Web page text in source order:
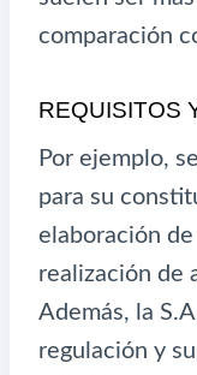
comparación
REQUISITOS
Por ejemplo,
para su
elaboración
realización de
Además, la
regulación y